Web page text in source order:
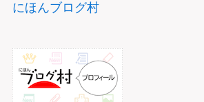
にほんブログ村